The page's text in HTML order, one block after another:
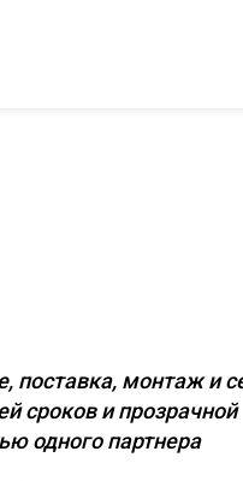
поставка, монтаж и
сроков и прозрачной
одного партнера